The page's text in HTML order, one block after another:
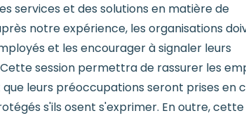
services et des solutions en matière de
notre expérience, les organisations
et les encourager à signaler leurs
session permettra de rassurer les
leurs préoccupations seront prises en
s'ils osent s'exprimer. En outre, cette